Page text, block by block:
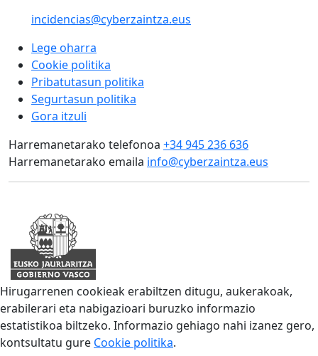
incidencias@cyberzaintza.eus
Lege oharra
Cookie politika
Pribatutasun politika
Segurtasun politika
Gora itzuli
Harremanetarako telefonoa +34 945 236 636
Harremanetarako emaila info@cyberzaintza.eus
Hirugarrenen cookieak erabiltzen ditugu, aukerakoak,
erabilerari eta nabigazioari buruzko informazio
estatistikoa biltzeko. Informazio gehiago nahi izanez gero,
kontsultatu gure Cookie politika.